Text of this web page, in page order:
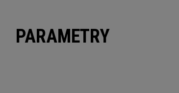
PARAMETRY